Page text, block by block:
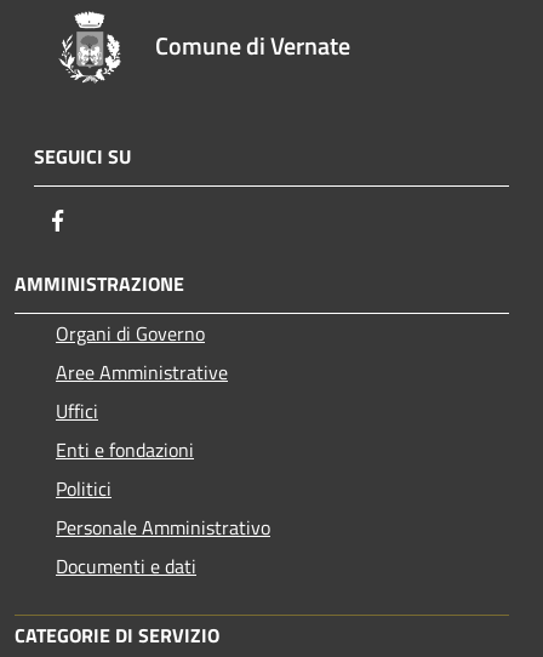
Comune di Vernate
SEGUICI SU
AMMINISTRAZIONE
Organi di Governo
Aree Amministrative
Uffici
Enti e fondazioni
Politici
Personale Amministrativo
Documenti e dati
CATEGORIE DI SERVIZIO